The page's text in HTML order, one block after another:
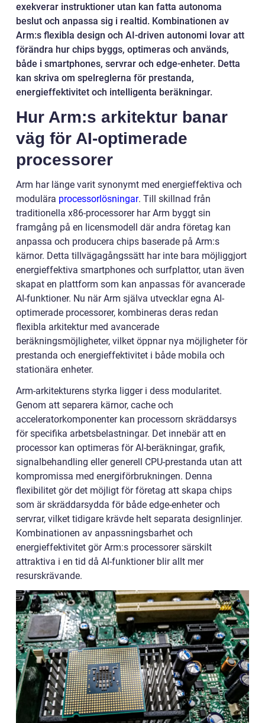
exekverar instruktioner utan kan fatta autonoma
beslut och anpassa sig i realtid. Kombinationen av
Arm:s flexibla design och AI-driven autonomi lovar att
förändra hur chips byggs, optimeras och används,
både i smartphones, servrar och edge-enheter. Detta
kan skriva om spelreglerna för prestanda,
energieffektivitet och intelligenta beräkningar.
Hur Arm:s arkitektur banar
väg för AI-optimerade
processorer
Arm har länge varit synonymt med energieffektiva och
modulära processorlösningar. Till skillnad från
traditionella x86-processorer har Arm byggt sin
framgång på en licensmodell där andra företag kan
anpassa och producera chips baserade på Arm:s
kärnor. Detta tillvägagångssätt har inte bara möjliggjort
energieffektiva smartphones och surfplattor, utan även
skapat en plattform som kan anpassas för avancerade
AI-funktioner. Nu när Arm själva utvecklar egna AI-
optimerade processorer, kombineras deras redan
flexibla arkitektur med avancerade
beräkningsmöjligheter, vilket öppnar nya möjligheter för
prestanda och energieffektivitet i både mobila och
stationära enheter.
Arm-arkitekturens styrka ligger i dess modularitet.
Genom att separera kärnor, cache och
acceleratorkomponenter kan processorn skräddarsys
för specifika arbetsbelastningar. Det innebär att en
processor kan optimeras för AI-beräkningar, grafik,
signalbehandling eller generell CPU-prestanda utan att
kompromissa med energiförbrukningen. Denna
flexibilitet gör det möjligt för företag att skapa chips
som är skräddarsydda för både edge-enheter och
servrar, vilket tidigare krävde helt separata designlinjer.
Kombinationen av anpassningsbarhet och
energieffektivitet gör Arm:s processorer särskilt
attraktiva i en tid då AI-funktioner blir allt mer
resurskrävande.